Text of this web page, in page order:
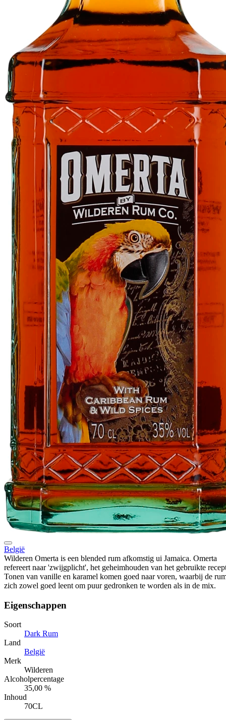
België
Wilderen Omerta is een blended rum afkomstig ui Jamaica. Omerta
refereert naar 'zwijgplicht', het geheimhouden van het gebruikte
Tonen van vanille en karamel komen goed naar voren, waarbij de
zich zowel goed leent om puur gedronken te worden als in de mix.
Eigenschappen
Soort
Dark Rum
Land
België
Merk
Wilderen
Alcoholpercentage
35,00 %
Inhoud
70CL